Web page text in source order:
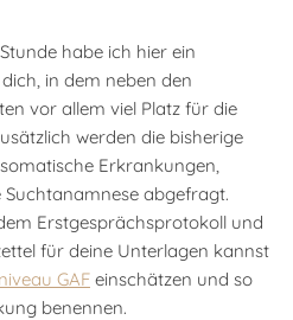
habe ich hier ein
in dem neben den
vor allem viel Platz für die
werden die bisherige
Erkrankungen,
abgefragt.
Erstgesprächsprotokoll und
für deine Unterlagen kannst
GAF einschätzen und so
benennen.